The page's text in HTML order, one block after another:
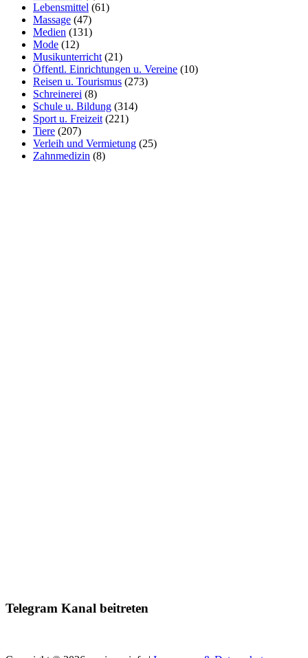
Lebensmittel (61)
Massage (47)
Medien (131)
Mode (12)
Musikunterricht (21)
Öffentl. Einrichtungen u. Vereine (10)
Reisen u. Tourismus (273)
Schreinerei (8)
Schule u. Bildung (314)
Sport u. Freizeit (221)
Tiere (207)
Verleih und Vermietung (25)
Zahnmedizin (8)
Telegram Kanal beitreten